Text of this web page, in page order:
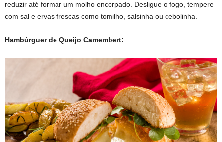
reduzir até formar um molho encorpado. Desligue o fogo, tempere
com sal e ervas frescas como tomilho, salsinha ou cebolinha.
Hambúrguer de Queijo Camembert: